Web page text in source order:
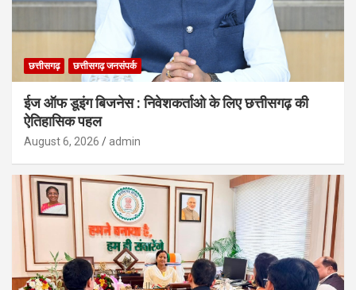
छत्तीसगढ़ छत्तीसगढ़ जनसंपर्क
ईज ऑफ डूइंग बिजनेस : निवेशकर्ताओ के लिए छत्तीसगढ़ की
ऐतिहासिक पहल
August 6, 2026 admin